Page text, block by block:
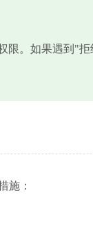
限。如果遇到"
施：